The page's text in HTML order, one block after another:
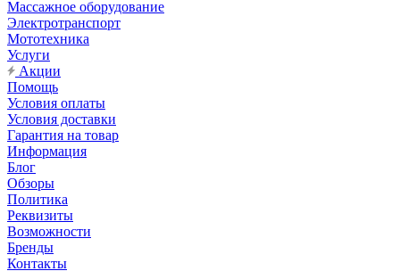
Массажное оборудование
Электротранспорт
Мототехника
Услуги
Акции
Помощь
Условия оплаты
Условия доставки
Гарантия на товар
Информация
Блог
Обзоры
Политика
Реквизиты
Возможности
Бренды
Контакты